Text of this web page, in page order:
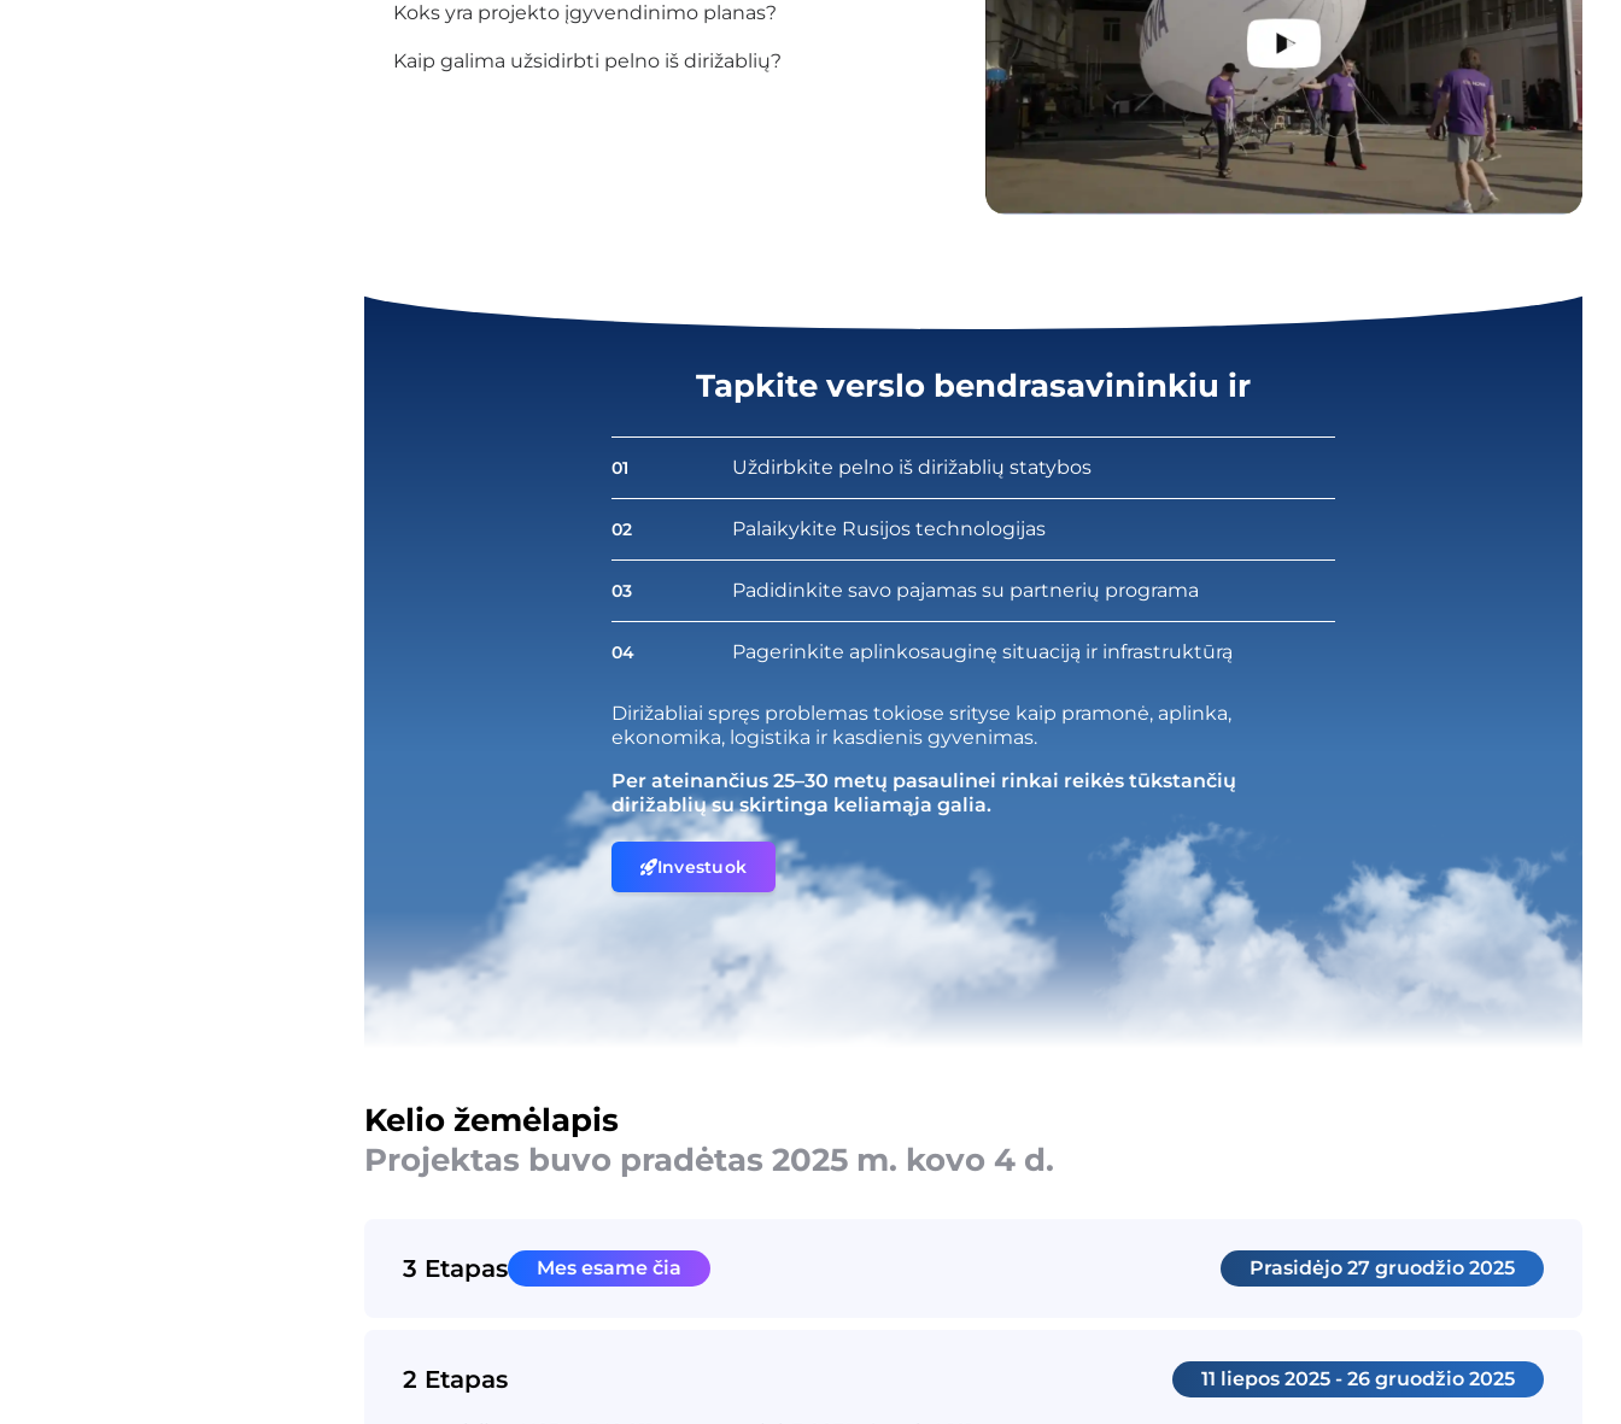
Koks yra projekto įgyvendinimo planas?
Kaip galima užsidirbti pelno iš dirižablių?
Tapkite verslo bendrasavininkiu ir
01 Uždirbkite pelno iš dirižablių statybos
02 Palaikykite Rusijos technologijas
03 Padidinkite savo pajamas su partnerių programa
04 Pagerinkite aplinkosauginę situaciją ir infrastruktūrą
Dirižabliai spręs problemas tokiose srityse kaip pramonė, aplinka,
ekonomika, logistika ir kasdienis gyvenimas.
Per ateinančius 25–30 metų pasaulinei rinkai reikės tūkstančių
dirižablių su skirtinga keliamąja galia.
Investuok
Kelio žemėlapis
Projektas buvo pradėtas 2025 m. kovo 4 d.
3 Etapas Mes esame čia Prasidėjo 27 gruodžio 2025
2 Etapas 11 liepos 2025 - 26 gruodžio 2025